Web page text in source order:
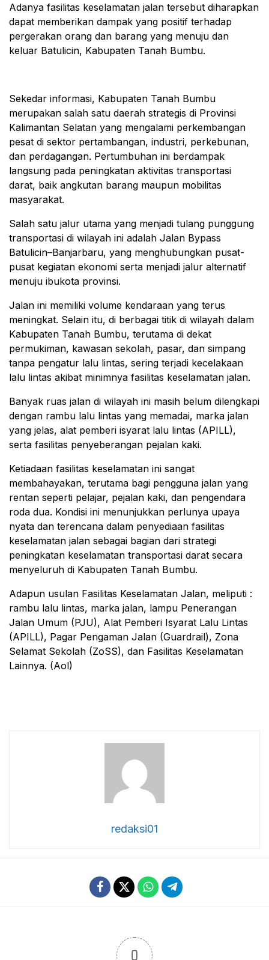
Adanya fasilitas keselamatan jalan tersebut diharapkan
dapat memberikan dampak yang positif terhadap
pergerakan orang dan barang yang menuju dan
keluar Batulicin, Kabupaten Tanah Bumbu.
Sekedar informasi, Kabupaten Tanah Bumbu
merupakan salah satu daerah strategis di Provinsi
Kalimantan Selatan yang mengalami perkembangan
pesat di sektor pertambangan, industri, perkebunan,
dan perdagangan. Pertumbuhan ini berdampak
langsung pada peningkatan aktivitas transportasi
darat, baik angkutan barang maupun mobilitas
masyarakat.
Salah satu jalur utama yang menjadi tulang punggung
transportasi di wilayah ini adalah Jalan Bypass
Batulicin–Banjarbaru, yang menghubungkan pusat-
pusat kegiatan ekonomi serta menjadi jalur alternatif
menuju ibukota provinsi.
Jalan ini memiliki volume kendaraan yang terus
meningkat. Selain itu, di berbagai titik di wilayah dalam
Kabupaten Tanah Bumbu, terutama di dekat
permukiman, kawasan sekolah, pasar, dan simpang
tanpa pengatur lalu lintas, sering terjadi kecelakaan
lalu lintas akibat minimnya fasilitas keselamatan jalan.
Banyak ruas jalan di wilayah ini masih belum dilengkapi
dengan rambu lalu lintas yang memadai, marka jalan
yang jelas, alat pemberi isyarat lalu lintas (APILL),
serta fasilitas penyeberangan pejalan kaki.
Ketiadaan fasilitas keselamatan ini sangat
membahayakan, terutama bagi pengguna jalan yang
rentan seperti pelajar, pejalan kaki, dan pengendara
roda dua. Kondisi ini menunjukkan perlunya upaya
nyata dan terencana dalam penyediaan fasilitas
keselamatan jalan sebagai bagian dari strategi
peningkatan keselamatan transportasi darat secara
menyeluruh di Kabupaten Tanah Bumbu.
Adapun usulan Fasilitas Keselamatan Jalan, meliputi :
rambu lalu lintas, marka jalan, lampu Penerangan
Jalan Umum (PJU), Alat Pemberi Isyarat Lalu Lintas
(APILL), Pagar Pengaman Jalan (Guardrail), Zona
Selamat Sekolah (ZoSS), dan Fasilitas Keselamatan
Lainnya. (Aol)
redaksi01
0